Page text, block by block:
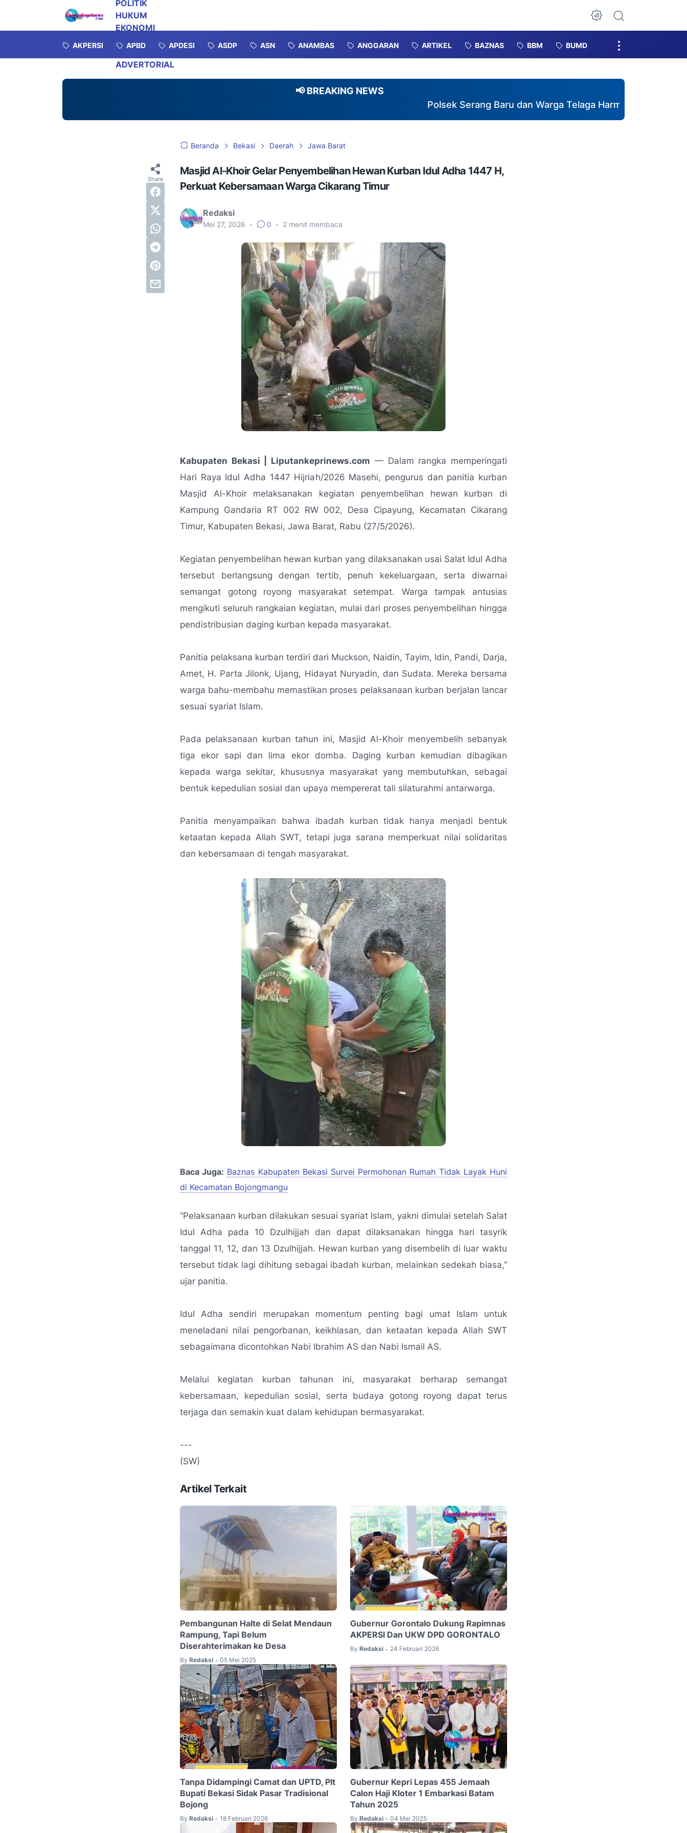
POLITIK
HUKUM
EKONOMI
INVESTIGASI
OPINI
ADVERTORIAL
Dark Mode
AKPERSI APBD APDESI ASDP ASN ANAMBAS ANGGARAN ARTIKEL BAZNAS BBM BUMD
📢 BREAKING NEWS
Polsek Serang Baru dan Warga Telaga Harmoni Gotong Royong
Beranda Bekasi Daerah Jawa Barat
Masjid Al-Khoir Gelar Penyembelihan Hewan Kurban Idul Adha 1447 H,
Perkuat Kebersamaan Warga Cikarang Timur
Redaksi
Mei 27, 2026 • 0 • 2 menit membaca
Kabupaten Bekasi | Liputankeprinews.com — Dalam rangka memperingati
Hari Raya Idul Adha 1447 Hijriah/2026 Masehi, pengurus dan panitia kurban
Masjid Al-Khoir melaksanakan kegiatan penyembelihan hewan kurban di
Kampung Gandaria RT 002 RW 002, Desa Cipayung, Kecamatan Cikarang
Timur, Kabupaten Bekasi, Jawa Barat, Rabu (27/5/2026).
Kegiatan penyembelihan hewan kurban yang dilaksanakan usai Salat Idul Adha
tersebut berlangsung dengan tertib, penuh kekeluargaan, serta diwarnai
semangat gotong royong masyarakat setempat. Warga tampak antusias
mengikuti seluruh rangkaian kegiatan, mulai dari proses penyembelihan hingga
pendistribusian daging kurban kepada masyarakat.
Panitia pelaksana kurban terdiri dari Muckson, Naidin, Tayim, Idin, Pandi, Darja,
Amet, H. Parta Jilonk, Ujang, Hidayat Nuryadin, dan Sudata. Mereka bersama
warga bahu-membahu memastikan proses pelaksanaan kurban berjalan lancar
sesuai syariat Islam.
Pada pelaksanaan kurban tahun ini, Masjid Al-Khoir menyembelih sebanyak
tiga ekor sapi dan lima ekor domba. Daging kurban kemudian dibagikan
kepada warga sekitar, khususnya masyarakat yang membutuhkan, sebagai
bentuk kepedulian sosial dan upaya mempererat tali silaturahmi antarwarga.
Panitia menyampaikan bahwa ibadah kurban tidak hanya menjadi bentuk
ketaatan kepada Allah SWT, tetapi juga sarana memperkuat nilai solidaritas
dan kebersamaan di tengah masyarakat.
Baca Juga: Baznas Kabupaten Bekasi Survei Permohonan Rumah Tidak Layak Huni
di Kecamatan Bojongmangu
“Pelaksanaan kurban dilakukan sesuai syariat Islam, yakni dimulai setelah Salat
Idul Adha pada 10 Dzulhijjah dan dapat dilaksanakan hingga hari tasyrik
tanggal 11, 12, dan 13 Dzulhijjah. Hewan kurban yang disembelih di luar waktu
tersebut tidak lagi dihitung sebagai ibadah kurban, melainkan sedekah biasa,”
ujar panitia.
Idul Adha sendiri merupakan momentum penting bagi umat Islam untuk
meneladani nilai pengorbanan, keikhlasan, dan ketaatan kepada Allah SWT
sebagaimana dicontohkan Nabi Ibrahim AS dan Nabi Ismail AS.
Melalui kegiatan kurban tahunan ini, masyarakat berharap semangat
kebersamaan, kepedulian sosial, serta budaya gotong royong dapat terus
terjaga dan semakin kuat dalam kehidupan bermasyarakat.
---
(SW)
Artikel Terkait
Pembangunan Halte di Selat Mendaun
Rampung, Tapi Belum
Diserahterimakan ke Desa
By Redaksi • 05 Mei 2025
Gubernur Gorontalo Dukung Rapimnas
AKPERSI Dan UKW DPD GORONTALO
By Redaksi • 24 Februari 2026
Tanpa Didampingi Camat dan UPTD, Plt
Bupati Bekasi Sidak Pasar Tradisional
Bojong
By Redaksi • 18 Februari 2026
Gubernur Kepri Lepas 455 Jemaah
Calon Haji Kloter 1 Embarkasi Batam
Tahun 2025
By Redaksi • 04 Mei 2025